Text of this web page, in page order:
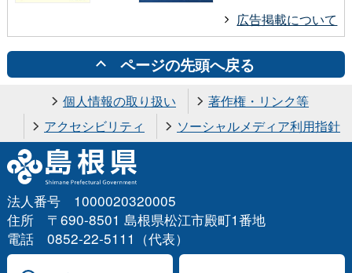
広告掲載について
ページの先頭へ戻る
個人情報の取り扱い
著作権・リンク等
アクセシビリティ
ソーシャルメディア利用指針
法人番号 1000020320005
住所 〒690-8501 島根県松江市殿町1番地
電話 0852-22-5111（代表）